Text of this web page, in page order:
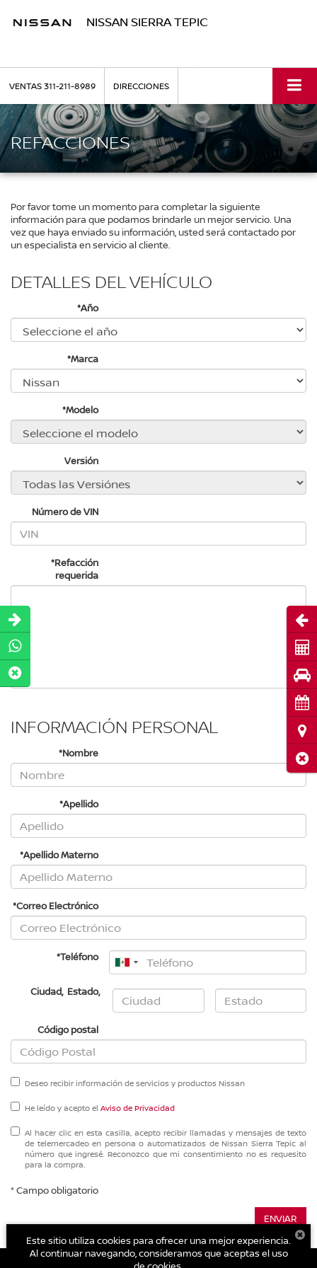
NISSAN SIERRA TEPIC
VENTAS311-211-8989 DIRECCIONES
REFACCIONES
Por favor tome un momento para completar la siguiente
información para que podamos brindarle un mejor servicio. Una
vez que haya enviado su información, usted será contactado por
un especialista en servicio al cliente.
DETALLES DEL VEHÍCULO
*Año
*Marca
*Modelo
Versión
Número de VIN
*Refacción
requerida
INFORMACIÓN PERSONAL
*Nombre
*Apellido
*Apellido Materno
*Correo Electrónico
*Teléfono
Ciudad, Estado,
Código postal
Deseo recibir información de servicios y productos Nissan
He leído y acepto el Aviso de Privacidad
Al hacer clic en esta casilla, acepto recibir llamadas y mensajes de texto
de telemercadeo en persona o automatizados de Nissan Sierra Tepic al
número que ingresé. Reconozco que mi consentimiento no es requesito
para la compra.
* Campo obligatorio
ENVIAR
Este sitio utiliza cookies para ofrecer una mejor experiencia.
Al continuar navegando, consideramos que aceptas el uso